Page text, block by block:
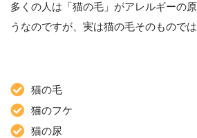
多くの人は「猫の毛」がアレルギーの
うなのですが、実は猫の毛そのものでは
猫の毛
猫のフケ
猫の尿